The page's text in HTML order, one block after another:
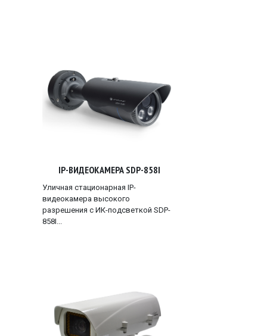
IP-ВИДЕОКАМЕРА SDP-858I
Уличная стационарная IP-
видеокамера высокого
разрешения с ИК-подсветкой SDP-
858I...